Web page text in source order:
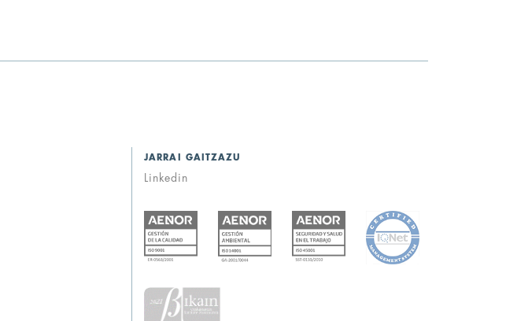
JARRAI GAITZAZU
Linkedin